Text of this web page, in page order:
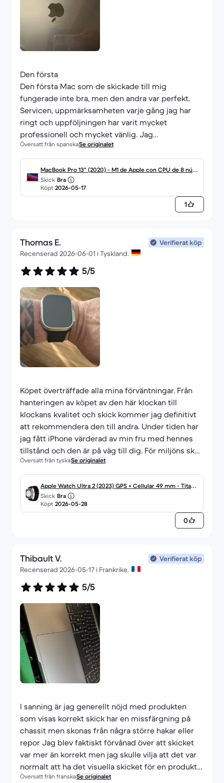
Den första
Den första Mac som de skickade till mig
fungerade inte bra, men den andra var perfekt.
Servicen, uppmärksamheten varje gång jag har
ringt och uppföljningen har varit mycket
professionell och mycket vänlig. Jag
rekommenderar starkt allt. Jag tackar er så
mycket.
Översatt från spanskaSe originalet
MacBook Pro 13" (2020) - M1 de Apple con CPU de 8 núcl
eos y GPU de 8 núcleos - 8GB RAM - SSD 256GB - Pantall
a estándar - QWERTY - Español
Skick Bra
Köpt 2026-05-17
1
Thomas E.
Verifierat köp
Recenserad 2026-06-01 i Tyskland.
5/5
Köpet överträffade alla mina förväntningar. Från
hanteringen av köpet av den här klockan till
klockans kvalitet och skick kommer jag definitivt
att rekommendera den till andra. Under tiden har
jag fått iPhone värderad av min fru med hennes
tillstånd och den är på väg till dig. För miljöns skull
kan du inte göra mer inom detta område, det är
fantastiskt att din webbplats finns.
Översatt från tyskaSe originalet
Apple Watch Ultra 2 (2023) GPS + Cellular 49 mm - Titan T
itan Natur - Ocean Armband Schwarz
Skick Bra
Köpt 2026-05-28
0
Thibault V.
Verifierat köp
Recenserad 2026-05-17 i Frankrike.
5/5
I sanning är jag generellt nöjd med produkten
som visas korrekt skick har en missfärgning på
chassit men skonas från några större hakar eller
repor Jag blev faktiskt förvånad över att skicket
var mer än korrekt men jag skulle vilja att det var
normalt att ha det visuella skicket för en produkt
på 1200 € med stödjande foton eftersom jag har
Översatt från franskaSe originalet